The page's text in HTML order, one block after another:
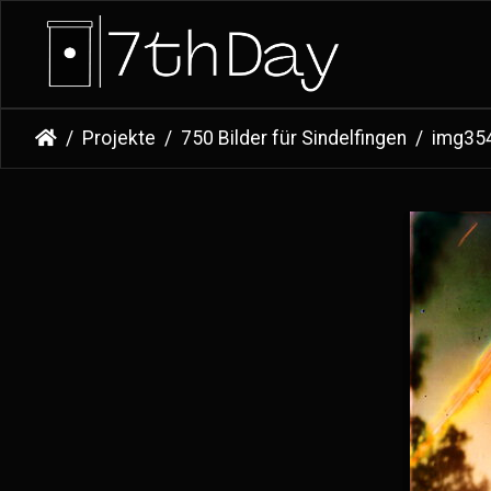
Projekte 750 Bilder für Sindelfingen